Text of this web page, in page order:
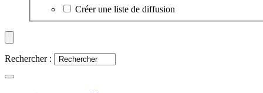
Créer une liste de diffusion
Rechercher :